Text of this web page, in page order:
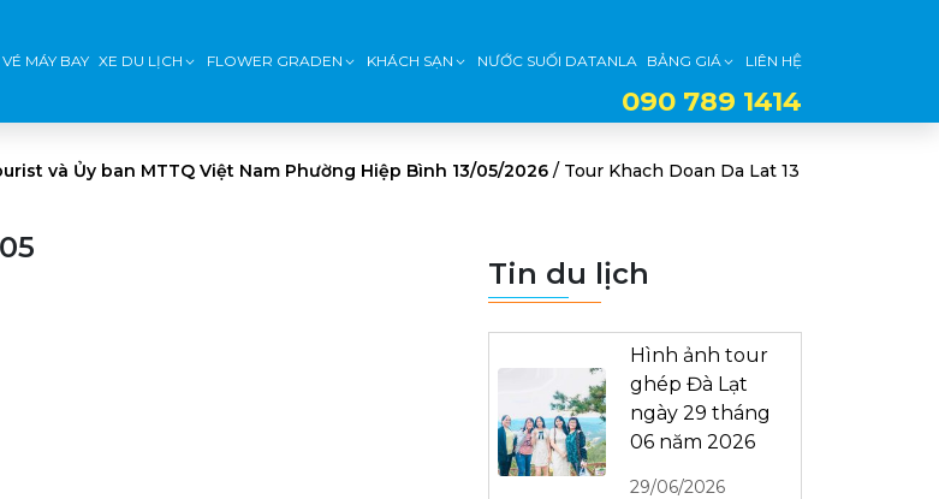
VÉ MÁY BAY XE DU LỊCH FLOWER GRADEN KHÁCH SẠN NƯỚC SUỐI DATANLA BẢNG GIÁ LIÊN HỆ
090 789 1414
và Ủy ban MTTQ Việt Nam Phường Hiệp Bình 13/05/2026 / Tour Khach Doan Da Lat 13
Tin du lịch
Hình ảnh tour
ghép Đà Lạt
ngày 29 tháng
06 năm 2026
29/06/2026